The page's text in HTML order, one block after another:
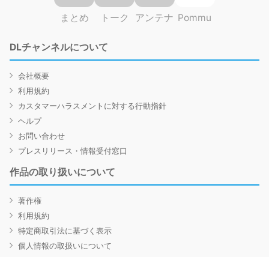
まとめ トーク アンテナ Pommu
DLチャンネルについて
会社概要
利用規約
カスタマーハラスメントに対する行動指針
ヘルプ
お問い合わせ
プレスリリース・情報受付窓口
作品の取り扱いについて
著作権
利用規約
特定商取引法に基づく表示
個人情報の取扱いについて